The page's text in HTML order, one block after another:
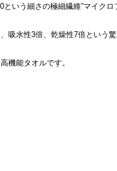
という細さの極細繊維”マイク
吸水性3倍、乾燥性7倍という
機能タオルです。